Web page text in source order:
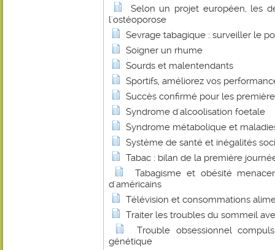
Selon un projet européen, les
l'ostéoporose
Sevrage tabagique : surveiller le
Soigner un rhume
Sourds et malentendants
Sportifs, améliorez vos
Succès confirmé pour les
Syndrome d'alcoolisation foetale
Syndrome métabolique et
Système de santé et inégalités
Tabac : bilan de la première
Tabagisme et obésité
d'américains
Télévision et consommations
Traiter les troubles du sommeil
Trouble obsessionnel
génétique